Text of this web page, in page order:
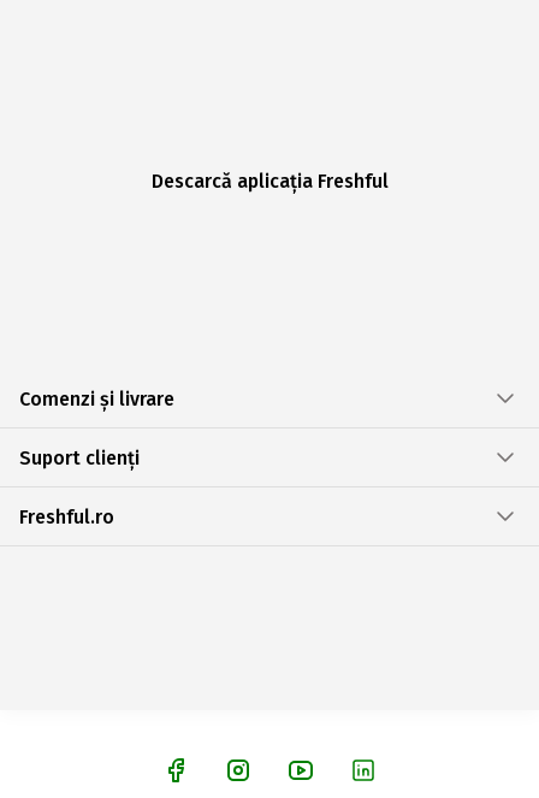
Descarcă aplicația Freshful
Comenzi și livrare
Suport clienți
Freshful.ro